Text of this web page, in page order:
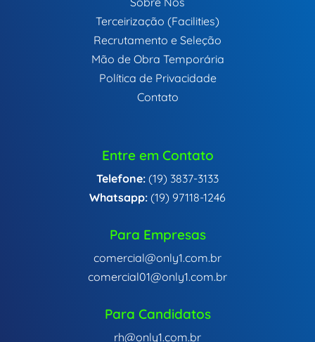
Terceirização (Facilities)
Recrutamento e Seleção
Mão de Obra Temporária
Política de Privacidade
Contato
Entre em Contato
Telefone: (19) 3837-3133
Whatsapp: (19) 97118-1246
Para Empresas
comercial@only1.com.br
comercial01@only1.com.br
Para Candidatos
rh@only1.com.br